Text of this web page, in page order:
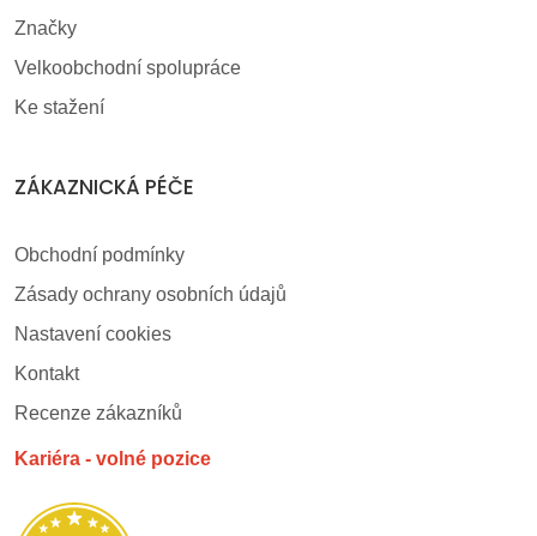
Značky
Velkoobchodní spolupráce
Ke stažení
ZÁKAZNICKÁ PÉČE
Obchodní podmínky
Zásady ochrany osobních údajů
Nastavení cookies
Kontakt
Recenze zákazníků
Kariéra - volné pozice